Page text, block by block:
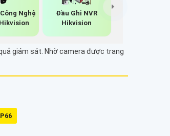
Nghệ
Đầu Ghi NVR
Hikvision
giám sát. Nhờ camera được trang